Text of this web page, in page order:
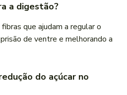
a digestão?
que ajudam a regular o
de ventre e melhorando a
do açúcar no